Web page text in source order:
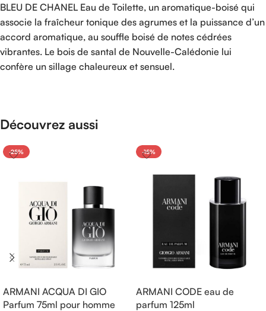
BLEU DE CHANEL Eau de Toilette, un aromatique-boisé qui
associe la fraîcheur tonique des agrumes et la puissance d’un
accord aromatique, au souffle boisé de notes cédrées
vibrantes. Le bois de santal de Nouvelle-Calédonie lui
confère un sillage chaleureux et sensuel.
Découvrez aussi
-25%
ARMANI ACQUA DI GIO
Parfum 75ml pour homme
-15%
ARMANI CODE eau de
parfum 125ml